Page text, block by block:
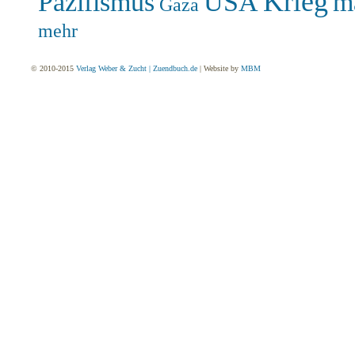
Gaza
mehr
© 2010-2015Verlag Weber & Zucht | Zuendbuch.de | Website byMBM